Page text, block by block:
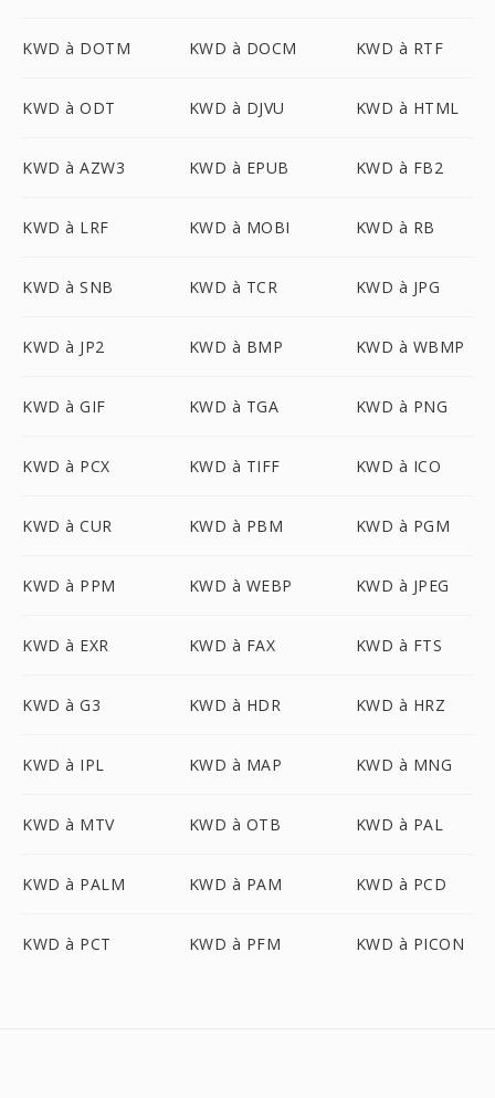
KWD à DOTM KWD à DOCM KWD à RTF
KWD à ODT KWD à DJVU KWD à HTML
KWD à AZW3 KWD à EPUB KWD à FB2
KWD à LRF KWD à MOBI KWD à RB
KWD à SNB KWD à TCR KWD à JPG
KWD à JP2 KWD à BMP KWD à WBMP
KWD à GIF KWD à TGA KWD à PNG
KWD à PCX KWD à TIFF KWD à ICO
KWD à CUR KWD à PBM KWD à PGM
KWD à PPM KWD à WEBP KWD à JPEG
KWD à EXR KWD à FAX KWD à FTS
KWD à G3 KWD à HDR KWD à HRZ
KWD à IPL KWD à MAP KWD à MNG
KWD à MTV KWD à OTB KWD à PAL
KWD à PALM KWD à PAM KWD à PCD
KWD à PCT KWD à PFM KWD à PICON